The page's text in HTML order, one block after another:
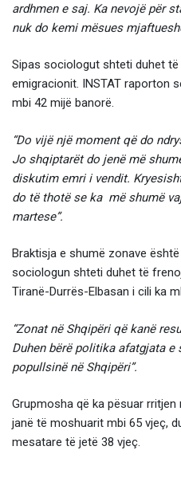
ardhmen e saj. Ka nevojë për
nuk do kemi mësues
Sipas sociologut shteti duhet
emigracionit. INSTAT raporton
mbi 42 mijë banorë.
“Do vijë një moment që do
Jo shqiptarët do jenë më
diskutim emri i vendit.
do të thotë se ka më shumë
martese”.
Braktisja e shumë zonave
sociologun shteti duhet të
Tiranë-Durrës-Elbasan i cili ka
“Zonat në Shqipëri që kanë
Duhen bërë politika afatgjata
popullsinë në Shqipëri”.
Grupmosha që ka pësuar
janë të moshuarit mbi 65 vjeç,
mesatare të jetë 38 vjeç.